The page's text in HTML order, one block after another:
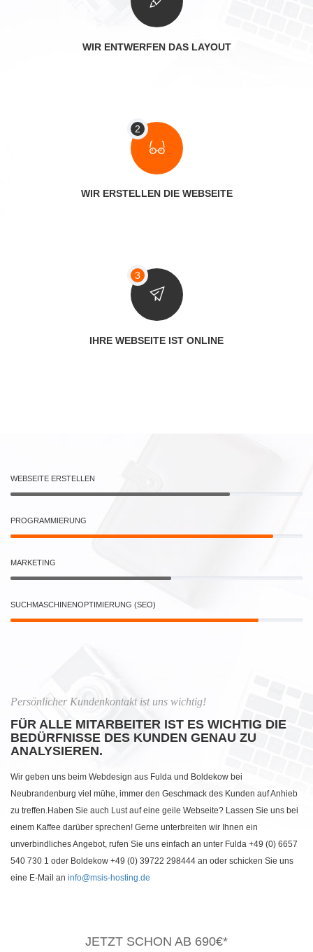
WIR ENTWERFEN DAS LAYOUT
WIR ERSTELLEN DIE WEBSEITE
IHRE WEBSEITE IST ONLINE
WEBSEITE ERSTELLEN
PROGRAMMIERUNG
MARKETING
SUCHMASCHINENOPTIMIERUNG (SEO)
Persönlicher Kundenkontakt ist uns wichtig!
FÜR ALLE MITARBEITER IST ES WICHTIG DIE
BEDÜRFNISSE DES KUNDEN GENAU ZU
ANALYSIEREN.
Wir geben uns beim Webdesign aus Fulda und Boldekow bei
Neubrandenburg viel mühe, immer den Geschmack des Kunden auf Anhieb
zu treffen.Haben Sie auch Lust auf eine geile Webseite? Lassen Sie uns bei
einem Kaffee darüber sprechen! Gerne unterbreiten wir Ihnen ein
unverbindliches Angebot, rufen Sie uns einfach an unter Fulda +49 (0) 6657
540 730 1 oder Boldekow +49 (0) 39722 298444 an oder schicken Sie uns
eine E-Mail an info@msis-hosting.de
JETZT SCHON AB 690€*